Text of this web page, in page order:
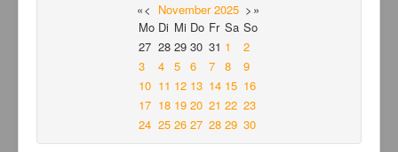
«< November 2025 > »
Mo Di Mi Do Fr Sa So
27 28 29 30 31 1
2
3
4 5 6 7 8
9
10 11 12 13 14 15 16
17 18 19 20 21 22 23
24 25 26 27 28 29 30